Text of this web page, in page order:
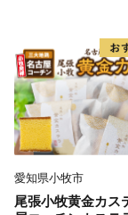
・マイナンバ
・マイナンバ
ォン
・デジタル庁
・寄附番号（登
受領証明書の
・入力する番号
の入力も必要と
三盆 小牧銘菓 バ
ン 常温 愛知県 小
チベアやぐま
愛知県小牧市
尾張小牧黄金カス